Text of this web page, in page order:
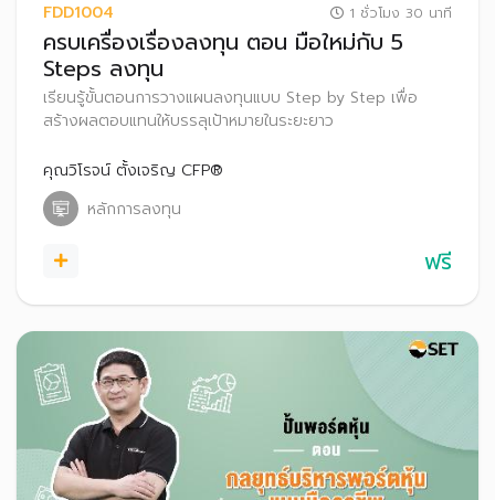
FDD1004 1 ชั่วโมง 30 นาที
ครบเครื่องเรื่องลงทุน ตอน มือใหม่กับ 5
Steps ลงทุน
เรียนรู้ขั้นตอนการวางแผนลงทุนแบบ Step by Step เพื่อ
สร้างผลตอบแทนให้บรรลุเป้าหมายในระยะยาว
คุณวิโรจน์ ตั้งเจริญ CFP®
หลักการลงทุน
ฟรี